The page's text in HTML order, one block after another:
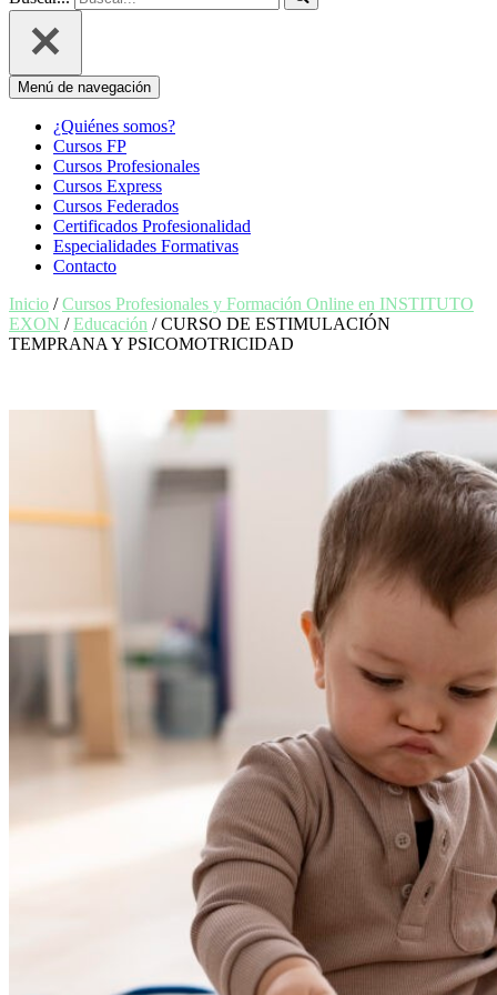
Menú de navegación
¿Quiénes somos?
Cursos FP
Cursos Profesionales
Cursos Express
Cursos Federados
Certificados Profesionalidad
Especialidades Formativas
Contacto
Inicio /Cursos Profesionales y Formación Online en INSTITUTO
EXON /Educación / CURSO DE ESTIMULACIÓN
TEMPRANA Y PSICOMOTRICIDAD